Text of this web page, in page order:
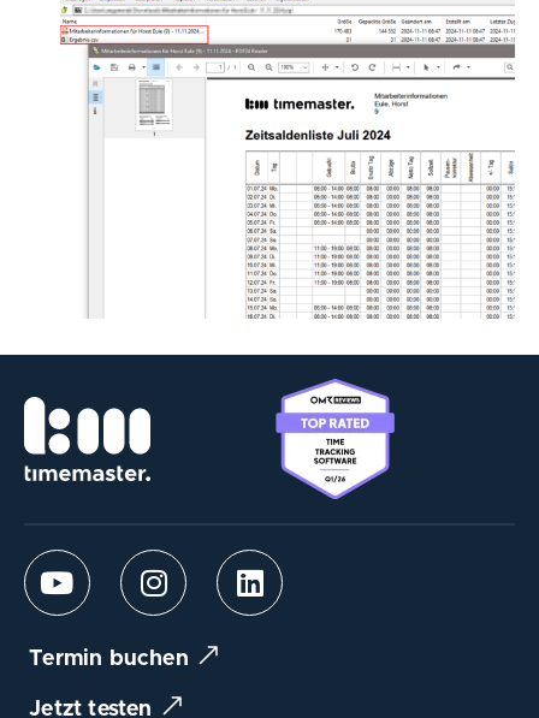
Termin buchen
Jetzt testen